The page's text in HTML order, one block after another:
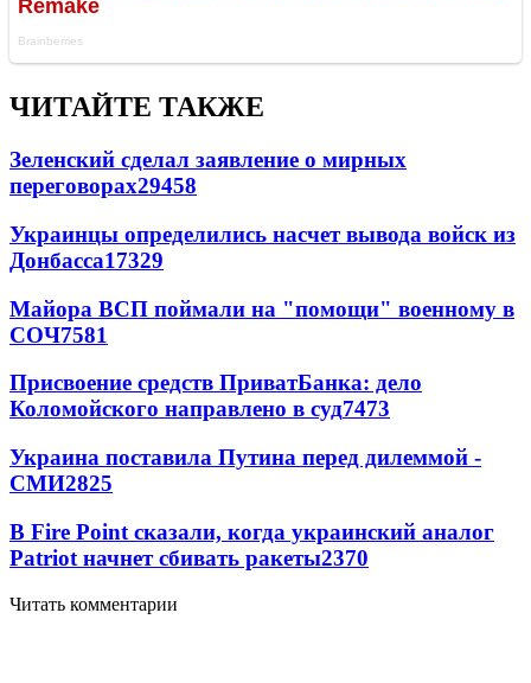
ЧИТАЙТЕ ТАКЖЕ
Зеленский сделал заявление о мирных
переговорах29458
Украинцы определились насчет вывода войск из
Донбасса17329
Майора ВСП поймали на "помощи" военному в
СОЧ7581
Присвоение средств ПриватБанка: дело
Коломойского направлено в суд7473
Украина поставила Путина перед дилеммой -
СМИ2825
В Fire Point сказали, когда украинский аналог
Patriot начнет сбивать ракеты2370
Читать комментарии